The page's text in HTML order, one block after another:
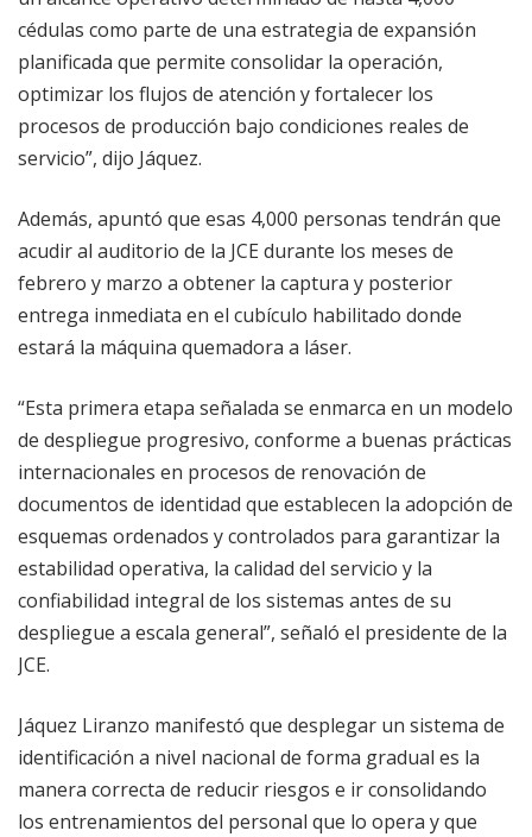
cédulas como parte de una estrategia de expansión
planificada que permite consolidar la operación,
optimizar los flujos de atención y fortalecer los
procesos de producción bajo condiciones reales de
servicio”, dijo Jáquez.
Además, apuntó que esas 4,000 personas tendrán que
acudir al auditorio de la JCE durante los meses de
febrero y marzo a obtener la captura y posterior
entrega inmediata en el cubículo habilitado donde
estará la máquina quemadora a láser.
“Esta primera etapa señalada se enmarca en un modelo
de despliegue progresivo, conforme a buenas prácticas
internacionales en procesos de renovación de
documentos de identidad que establecen la adopción de
esquemas ordenados y controlados para garantizar la
estabilidad operativa, la calidad del servicio y la
confiabilidad integral de los sistemas antes de su
despliegue a escala general”, señaló el presidente de la
JCE.
Jáquez Liranzo manifestó que desplegar un sistema de
identificación a nivel nacional de forma gradual es la
manera correcta de reducir riesgos e ir consolidando
los entrenamientos del personal que lo opera y que